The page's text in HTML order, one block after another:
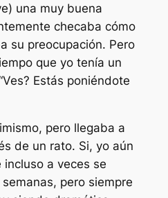
una muy buena
checaba cómo
su preocupación. Pero
que yo tenía un
Estás poniéndote
pero llegaba a
de un rato. Si, yo aún
a veces se
pero siempre